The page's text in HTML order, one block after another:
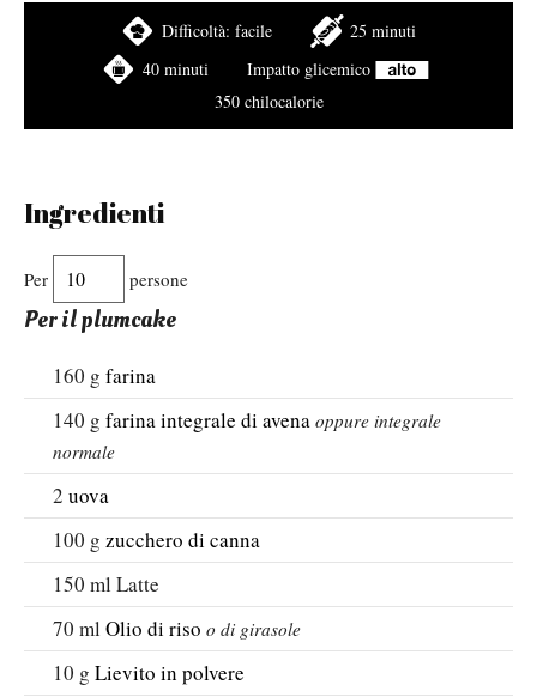
Difficoltà: facile
25 minuti
40 minuti
Impatto glicemico
350 chilocalorie
Ingredienti
Per persone
Per il plumcake
160 g farina
140 g farina integrale di avena oppure integrale
normale
2 uova
100 g zucchero di canna
150 ml Latte
70 ml Olio di riso o di girasole
10 g Lievito in polvere